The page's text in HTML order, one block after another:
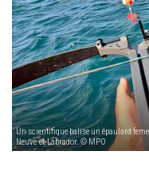
Un scientifique balise un épaulard
Neuve-et-Labrador. © MPO